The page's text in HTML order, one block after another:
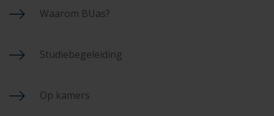
Waarom BUas?
Studiebegeleiding
Op kamers